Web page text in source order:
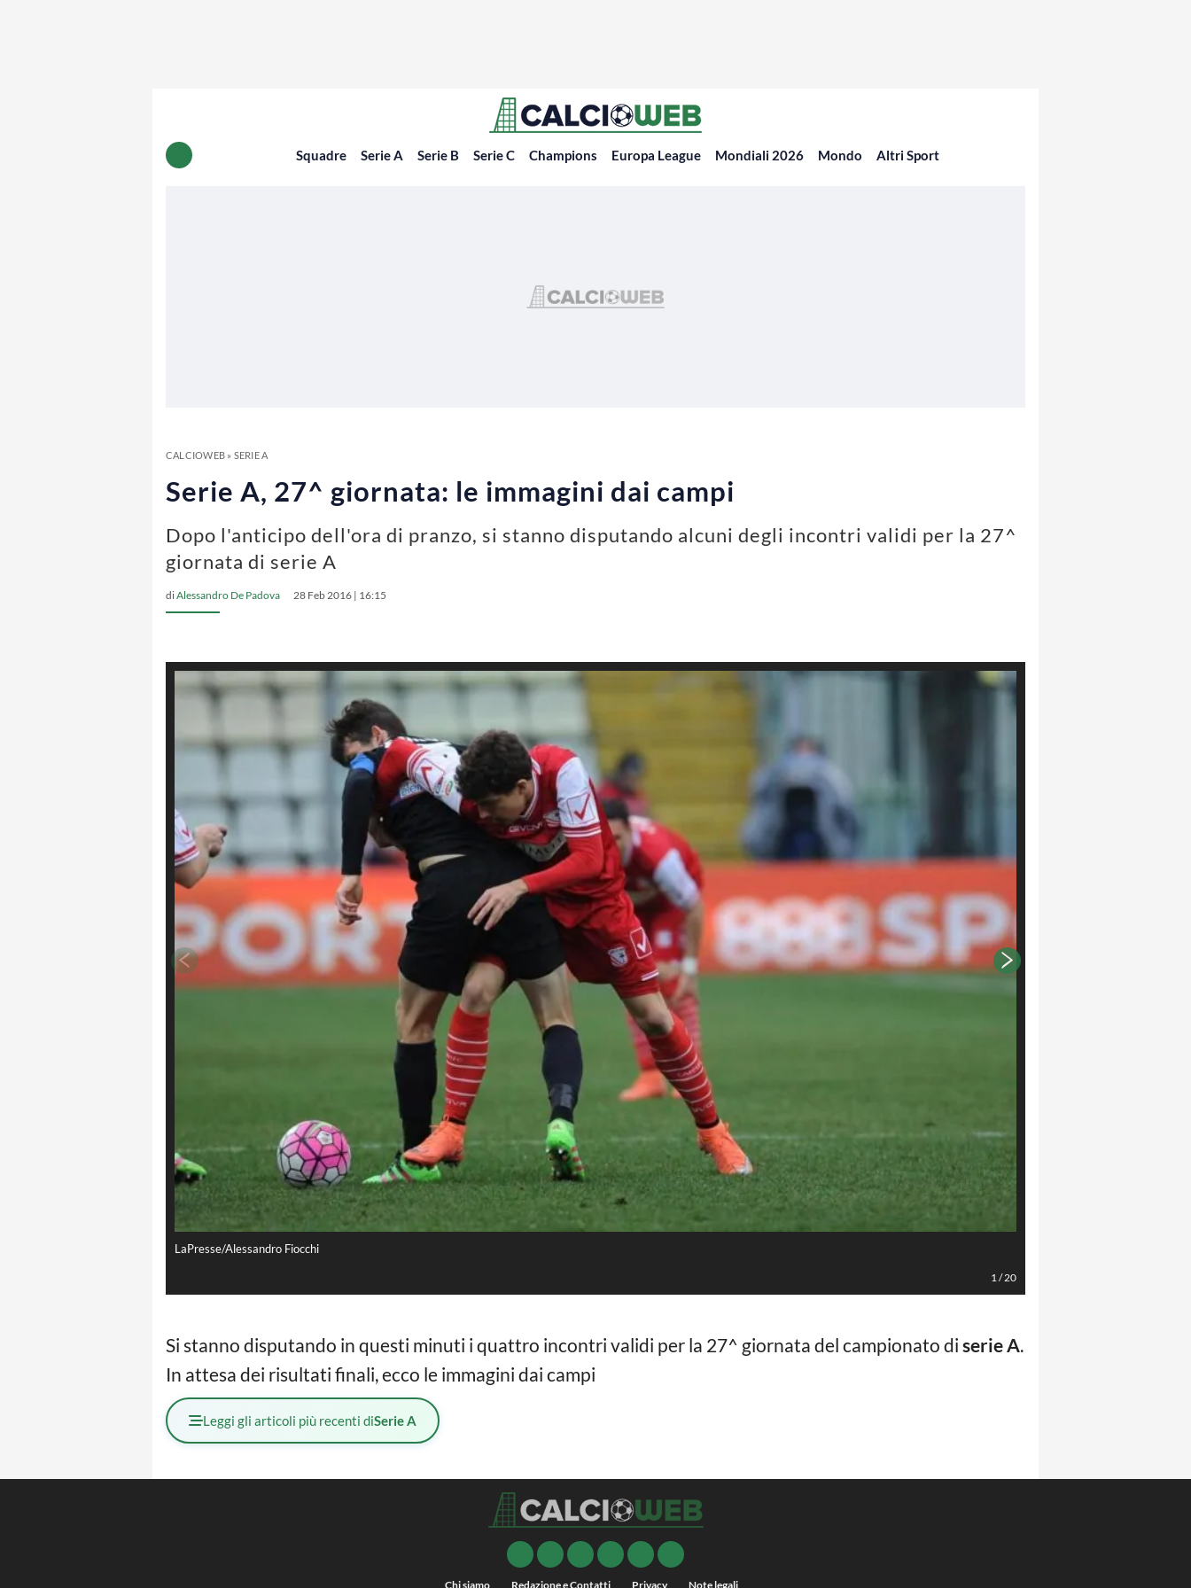
Squadre Serie A Serie B Serie C Champions Europa League Mondiali 2026 Mondo Altri Sport
CALCIOWEB» SERIE A
Serie A, 27^ giornata: le immagini dai campi
Dopo l'anticipo dell'ora di pranzo, si stanno disputando alcuni degli incontri validi per la 27^
giornata di serie A
diAlessandro De Padova 28 Feb 2016 | 16:15
LaPresse/Alessandro Fiocchi
1/20
Si stanno disputando in questi minuti i quattro incontri validi per la 27^ giornata del campionato di serie A.
In attesa dei risultati finali, ecco le immagini dai campi
Leggi gli articoli più recenti diSerie A
Chi siamo Redazione e Contatti Privacy Note legali